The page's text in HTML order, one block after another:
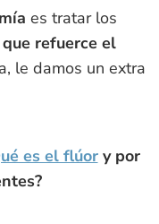
es tratar los
refuerce el
le damos un extra
es el flúory por